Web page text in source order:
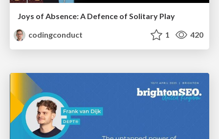
Joys of Absence: A Defence of Solitary Play
codingconduct
1 420